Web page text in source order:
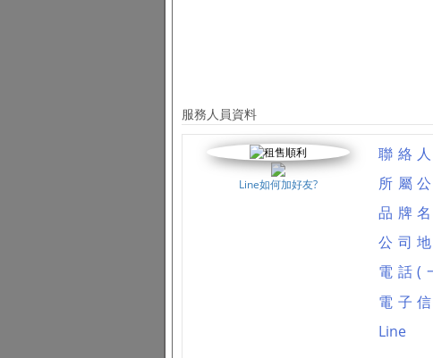
服務人員資料
Line如何加好友?
聯絡
所屬
品牌
公司
電話(
電子
Line